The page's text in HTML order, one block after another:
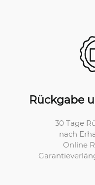
Rückgabe
30 Tage
nach
Online